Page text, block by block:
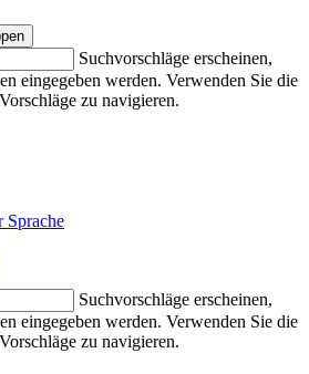
Suchvorschläge erscheinen,
eingegeben werden. Verwenden Sie die
zu navigieren.
Sprache
Suchvorschläge erscheinen,
eingegeben werden. Verwenden Sie die
zu navigieren.